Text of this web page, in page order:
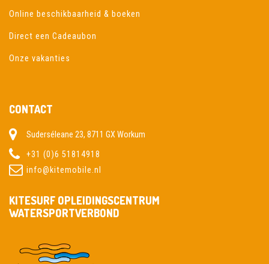
Online beschikbaarheid & boeken
Direct een Cadeaubon
Onze vakanties
CONTACT
Suderséleane 23, 8711 GX Workum
+31 (0)6 51814918
info@kitemobile.nl
KITESURF OPLEIDINGSCENTRUM
WATERSPORTVERBOND